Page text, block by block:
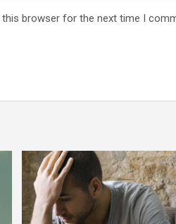
this browser for the next time I